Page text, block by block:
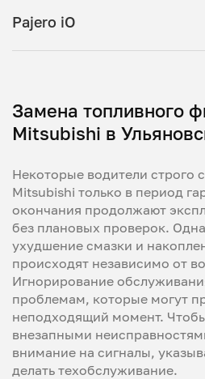
Pajero iO
Замена топливного
Mitsubishi в
Некоторые водители строго
Mitsubishi только в период
окончания продолжают
без плановых проверок.
ухудшение смазки и
происходят независимо от
Игнорирование
проблемам, которые могут
неподходящий момент.
внезапными
внимание на сигналы,
делать техобслуживание.